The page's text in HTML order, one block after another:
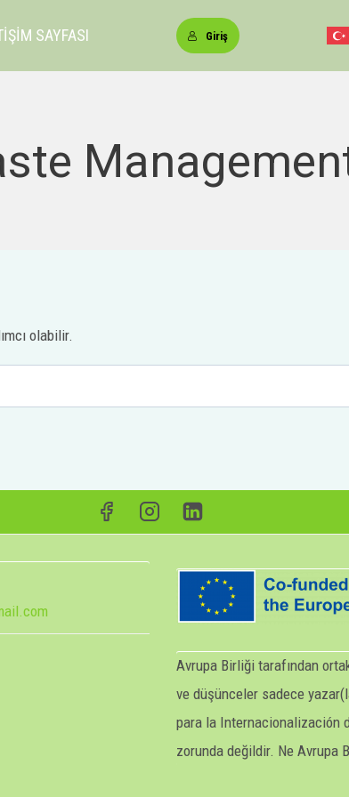
SAYFASI Giriş
olabilir.
Avrupa Birliği tarafından
ve düşünceler sadece
para la Internacionalización
zorunda değildir. Ne Avrupa